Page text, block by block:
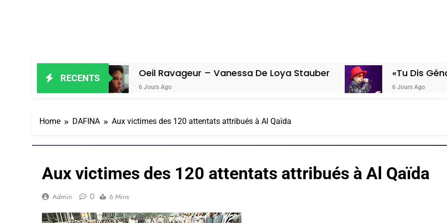
RECENTSOeil Ravageur – Vanessa De Loya Stauber
6 Jours Ago
«Tu Dis Génocide, Je
6 Jours Ago
Home DAFINA Aux victimes des 120 attentats attribués à Al Qaïda
Aux victimes des 120 attentats attribués à Al Qaïda
Admin 0 6 Mins